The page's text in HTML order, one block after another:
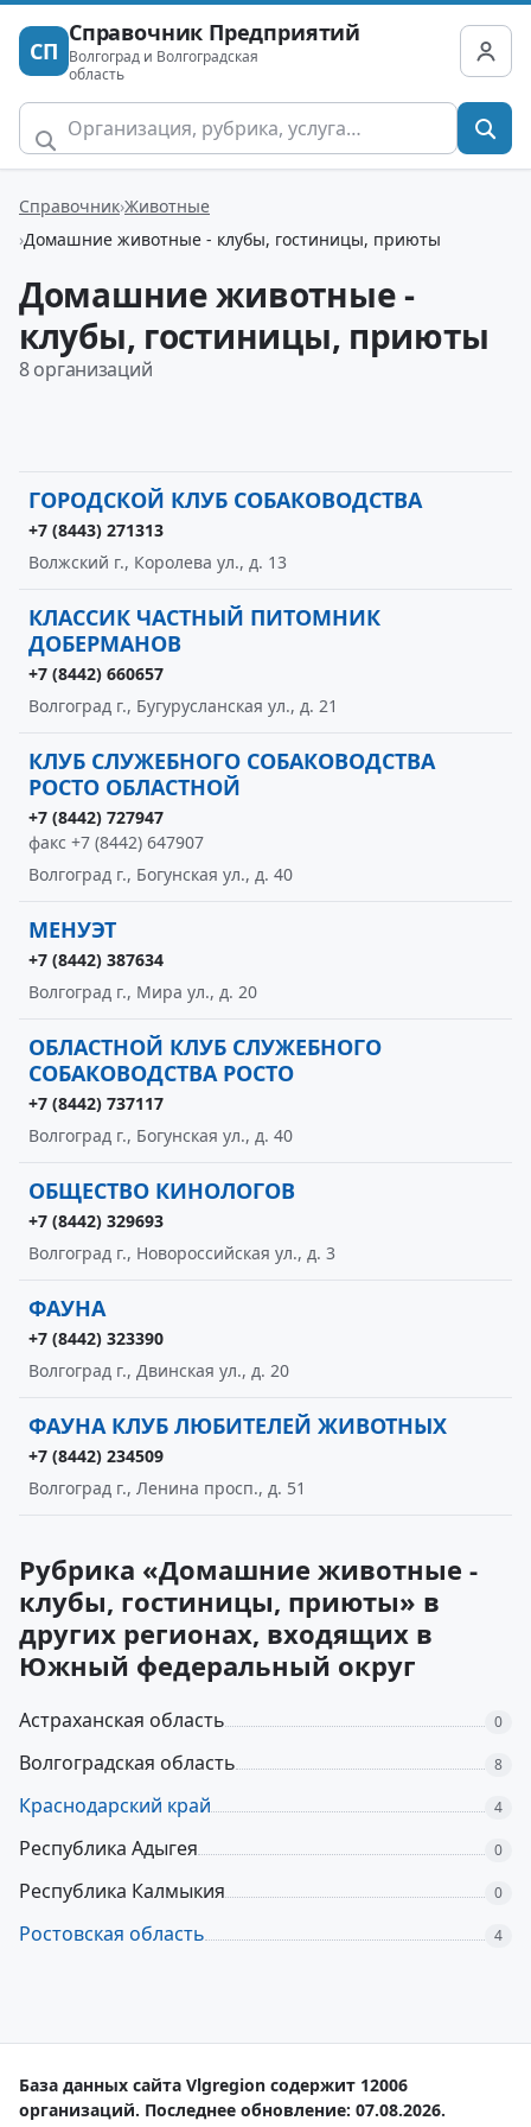
СП
Справочник Предприятий
Волгоград и Волгоградская
область
Справочник Животные
Домашние животные - клубы, гостиницы, приюты
Домашние животные -
клубы, гостиницы, приюты
8 организаций
ГОРОДСКОЙ КЛУБ СОБАКОВОДСТВА
+7 (8443) 271313
Волжский г., Королева ул., д. 13
КЛАССИК ЧАСТНЫЙ ПИТОМНИК
ДОБЕРМАНОВ
+7 (8442) 660657
Волгоград г., Бугурусланская ул., д. 21
КЛУБ СЛУЖЕБНОГО СОБАКОВОДСТВА
РОСТО ОБЛАСТНОЙ
+7 (8442) 727947
факс +7 (8442) 647907
Волгоград г., Богунская ул., д. 40
МЕНУЭТ
+7 (8442) 387634
Волгоград г., Мира ул., д. 20
ОБЛАСТНОЙ КЛУБ СЛУЖЕБНОГО
СОБАКОВОДСТВА РОСТО
+7 (8442) 737117
Волгоград г., Богунская ул., д. 40
ОБЩЕСТВО КИНОЛОГОВ
+7 (8442) 329693
Волгоград г., Новороссийская ул., д. 3
ФАУНА
+7 (8442) 323390
Волгоград г., Двинская ул., д. 20
ФАУНА КЛУБ ЛЮБИТЕЛЕЙ ЖИВОТНЫХ
+7 (8442) 234509
Волгоград г., Ленина просп., д. 51
Рубрика «Домашние животные -
клубы, гостиницы, приюты» в
других регионах, входящих в
Южный федеральный округ
Астраханская область 0
Волгоградская область 8
Краснодарский край 4
Республика Адыгея 0
Республика Калмыкия 0
Ростовская область 4
База данных сайта Vlgregion содержит 12006
организаций. Последнее обновление: 07.08.2026.